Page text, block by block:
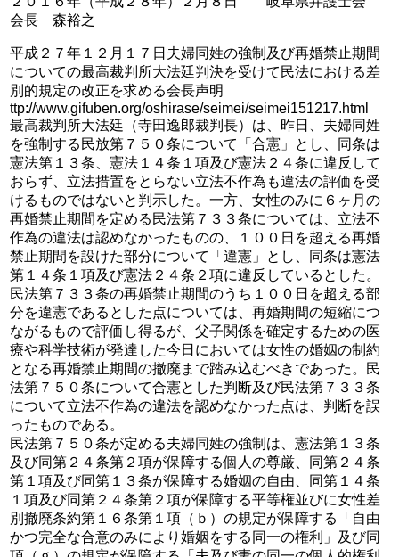
会長 森裕之
平成２７年１２月１７日夫婦同姓の強制及び再婚禁止期間
についての最高裁判所大法廷判決を受けて民法における差
別的規定の改正を求める会長声明
ttp://www.gifuben.org/oshirase/seimei/seimei151217.html
最高裁判所大法廷（寺田逸郎裁判長）は、昨日、夫婦同姓
を強制する民放第７５０条について「合憲」とし、同条は
憲法第１３条、憲法１４条１項及び憲法２４条に違反して
おらず、立法措置をとらない立法不作為も違法の評価を受
けるものではないと判示した。一方、女性のみに６ヶ月の
再婚禁止期間を定める民法第７３３条については、立法不
作為の違法は認めなかったものの、１００日を超える再婚
禁止期間を設けた部分について「違憲」とし、同条は憲法
第１４条１項及び憲法２４条２項に違反しているとした。
民法第７３３条の再婚禁止期間のうち１００日を超える部
分を違憲であるとした点については、再婚期間の短縮につ
ながるもので評価し得るが、父子関係を確定するための医
療や科学技術が発達した今日においては女性の婚姻の制約
となる再婚禁止期間の撤廃まで踏み込むべきであった。民
法第７５０条について合憲とした判断及び民法第７３３条
について立法不作為の違法を認めなかった点は、判断を誤
ったものである。
民法第７５０条が定める夫婦同姓の強制は、憲法第１３条
及び同第２４条第２項が保障する個人の尊厳、同第２４条
第１項及び同第１３条が保障する婚姻の自由、同第１４条
１項及び同第２４条第２項が保障する平等権並びに女性差
別撤廃条約第１６条第１項（ｂ）の規定が保障する「自由
かつ完全な合意のみにより婚姻をする同一の権利」及び同